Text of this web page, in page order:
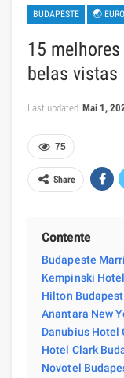
BUDAPESTE 🌏
15
belas vistas
Last updated Mai 1,
75
Share
Contente
Budapeste
Kempinski
Hilton
Anantara New
Danubius Hotel
Hotel Clark
Novotel